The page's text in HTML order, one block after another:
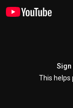
Sign
This helps